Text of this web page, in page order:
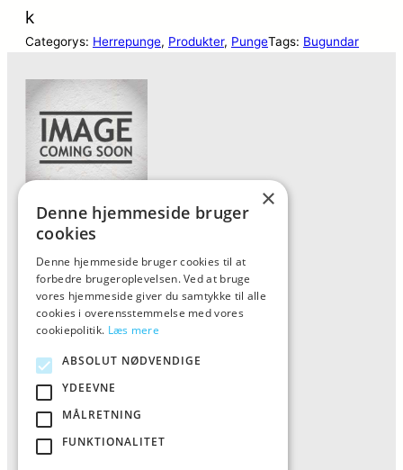
k
Categorys: Herrepunge, Produkter, PungeTags: Bugundar
Forside
Vis alle produkter
Kontakt
Oversigt artikler
ALFA
Tlf: 7876 8672
Mail:info@al-fa.dk
×
Denne hjemmeside bruger
cookies
Denne hjemmeside bruger cookies til at
forbedre brugeroplevelsen. Ved at bruge
vores hjemmeside giver du samtykke til alle
cookies i overensstemmelse med vores
cookiepolitik. Læs mere
ABSOLUT NØDVENDIGE
YDEEVNE
MÅLRETNING
FUNKTIONALITET